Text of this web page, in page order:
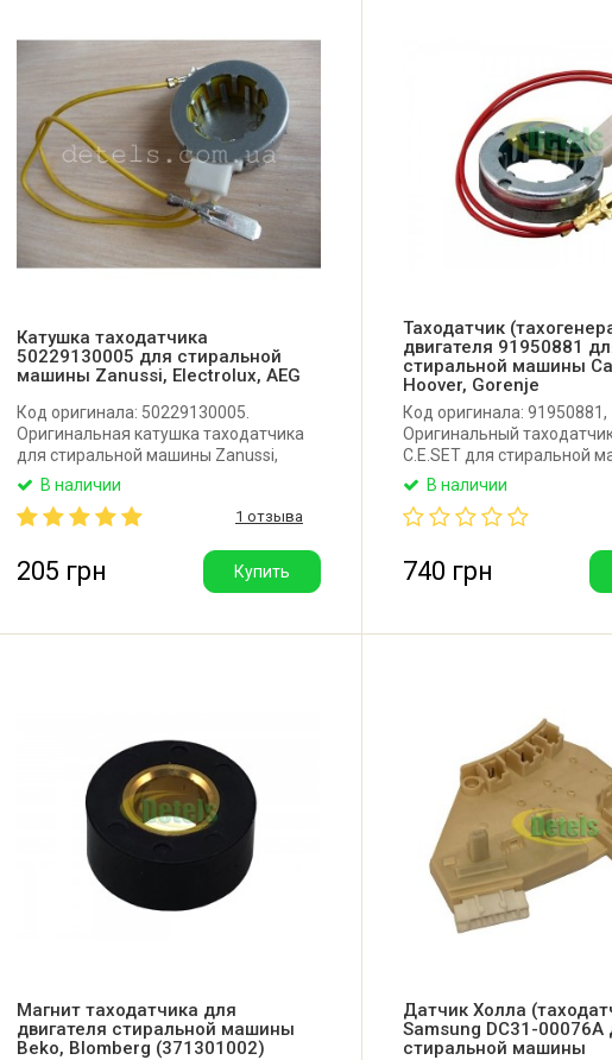
Катушка таходатчика
50229130005 для стиральной
машины Zanussi, Electrolux, AEG
Код оригинала: 50229130005.
Оригинальная катушка таходатчика
для стиральной машины Zanussi,
Electrolux, AEG. Для двигателей SOLE,
ACC, NIDEC. Внутренний диаметр 22
мм, внешний диаметр 39 мм, высота
В наличии
1 отзыва
205 грн Купить
Таходатчик
двигателя 91950881
стиральной машины
Hoover, Gorenje
Код оригинала: 91950881,
Оригинальный
C.E.SET для стиральной
Candy, Hoover, Gorenje.
диаметр: 40 мм.
25 мм. Высота: 12 мм.
Италия.
В наличии
740 грн
Магнит таходатчика для
двигателя стиральной машины
Beko, Blomberg (371301002)
Датчик Холла
Samsung DC31-00076A
стиральной машины